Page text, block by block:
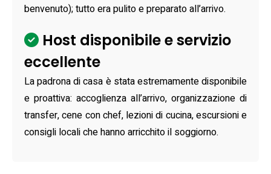
benvenuto); tutto era pulito e preparato all’arrivo.
Host disponibile e servizio
eccellente
La padrona di casa è stata estremamente disponibile
e proattiva: accoglienza all’arrivo, organizzazione di
transfer, cene con chef, lezioni di cucina, escursioni e
consigli locali che hanno arricchito il soggiorno.